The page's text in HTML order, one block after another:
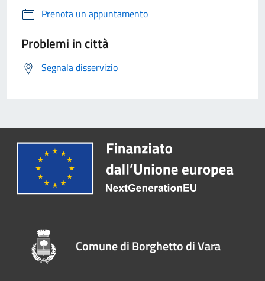
Prenota un appuntamento
Problemi in città
Segnala disservizio
Comune di Borghetto di Vara